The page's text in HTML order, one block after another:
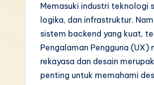
Memasuki industri teknologi
logika, dan infrastruktur.
sistem backend yang kuat,
Pengalaman Pengguna
rekayasa dan desain
penting untuk memahami